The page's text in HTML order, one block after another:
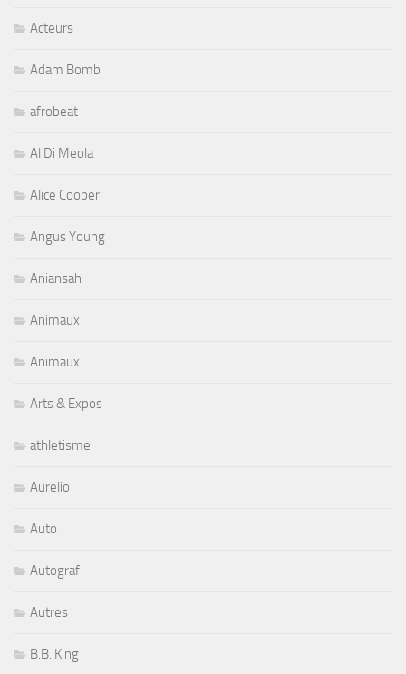
Acteurs
Adam Bomb
afrobeat
Al Di Meola
Alice Cooper
Angus Young
Aniansah
Animaux
Animaux
Arts & Expos
athletisme
Aurelio
Auto
Autograf
Autres
B.B. King